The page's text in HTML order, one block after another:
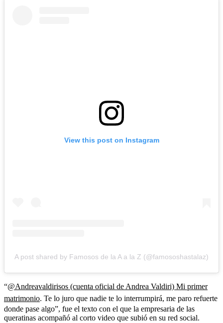
View this post on Instagram
A post shared by Famosos de la A a la Z (@famososhastalaz)
“@Andreavaldirisos (cuenta oficial de Andrea Valdiri) Mi primer
matrimonio. Te lo juro que nadie te lo interrumpirá, me paro refuerte
donde pase algo”, fue el texto con el que la empresaria de las
queratinas acompañó al corto video que subió en su red social.